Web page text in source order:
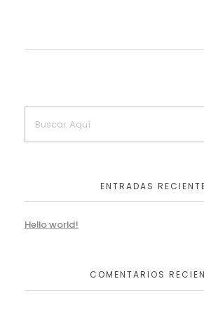
ENTRADAS
Hello world!
COMENTARIOS